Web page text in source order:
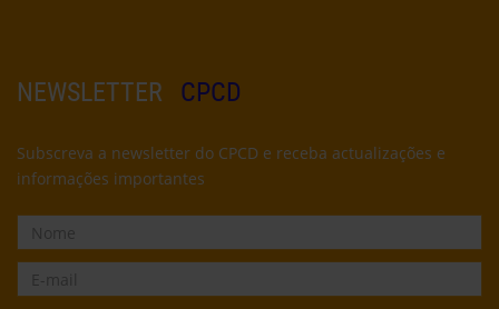
NEWSLETTER CPCD
Subscreva a newsletter do CPCD e receba actualizações e
informações importantes